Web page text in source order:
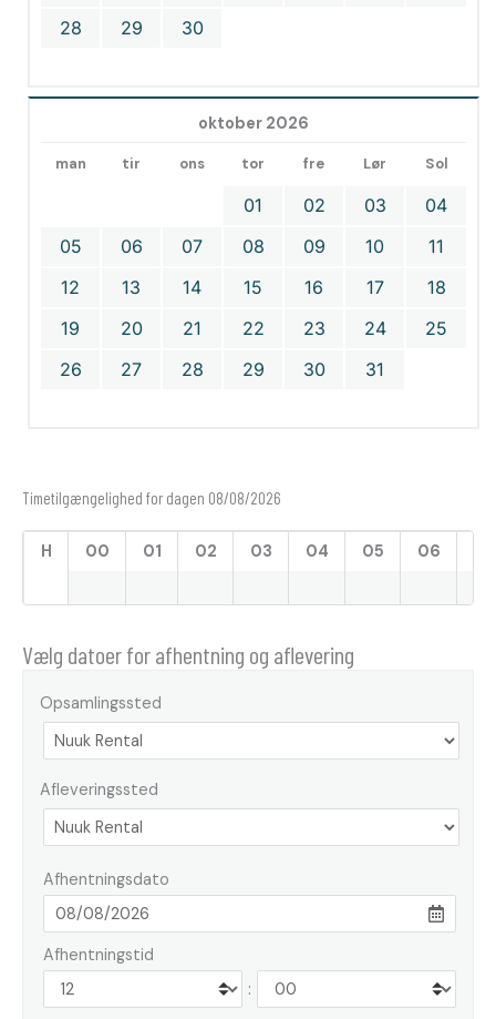
28
29 30
oktober 2026
man tir ons tor fre Lør Sol
01 02 03
04
05
06 07 08 09 10
11
12
13 14 15 16 17
18
19
20 21 22 23 24
25
26
27 28 29 30 31
Timetilgængelighed for dagen 08/08/2026
H 00 01 02 03 04 05 06
Vælg datoer for afhentning og aflevering
Opsamlingssted
Afleveringssted
Afhentningsdato
Afhentningstid
: